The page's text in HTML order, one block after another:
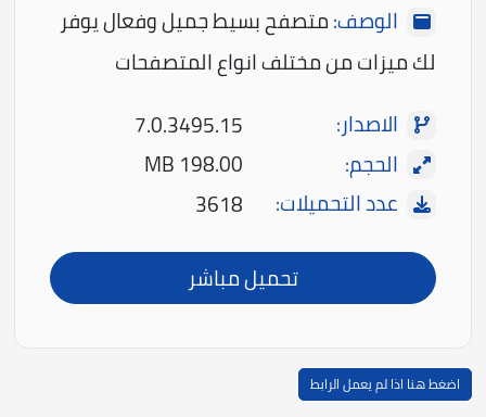
الوصف:متصفح بسيط جميل وفعال يوفر
لك ميزات من مختلف انواع المتصفحات
الاصدار:
7.0.3495.15
الحجم:
198.00 MB
عدد التحميلات:
3618
تحميل مباشر
اضغط هنا اذا لم يعمل الرابط